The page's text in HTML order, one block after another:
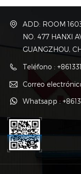
ADD: ROOM
NO. 477 HANXI
GUANGZHOU,
Teléfono :
Correo
Whatsapp :